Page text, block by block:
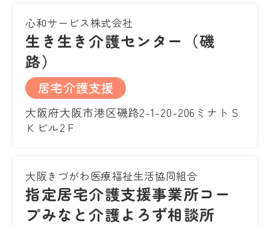
心和サービス株式会社
生き生き介護センター（磯
路）
居宅介護支援
大阪府大阪市港区磯路2-1-20-206ミナトＳ
Ｋビル2Ｆ
大阪きづがわ医療福祉生活協同組合
指定居宅介護支援事業所コー
プみなと介護よろず相談所